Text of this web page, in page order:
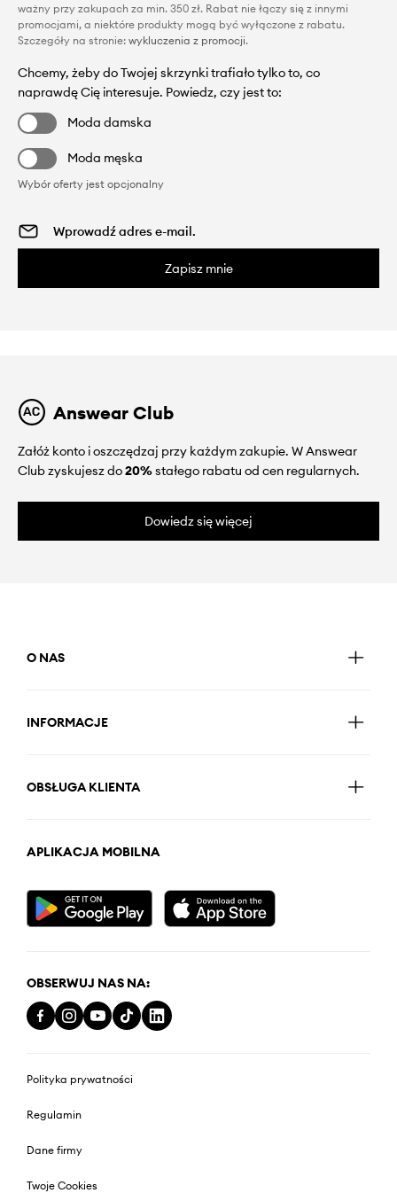
ważny przy zakupach za min. 350 zł. Rabat nie łączy się z innymi
promocjami, a niektóre produkty mogą być wyłączone z rabatu.
Szczegóły na stronie: wykluczenia z promocji.
Chcemy, żeby do Twojej skrzynki trafiało tylko to, co
naprawdę Cię interesuje. Powiedz, czy jest to:
Moda damska
Moda męska
Wybór oferty jest opcjonalny
Zapisz mnie
Answear Club
Załóż konto i oszczędzaj przy każdym zakupie. W Answear
Club zyskujesz do20%stałego rabatu od cen regularnych.
Dowiedz się więcej
O NAS
INFORMACJE
OBSŁUGA KLIENTA
APLIKACJA MOBILNA
OBSERWUJ NAS NA:
Polityka prywatności
Regulamin
Dane firmy
Twoje Cookies